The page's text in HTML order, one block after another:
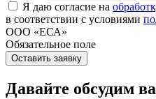
Я даю согласие на
в соответствии с условиями
ООО «ЕСА»
Обязательное поле
Оставить заявку
Давайте обсудим